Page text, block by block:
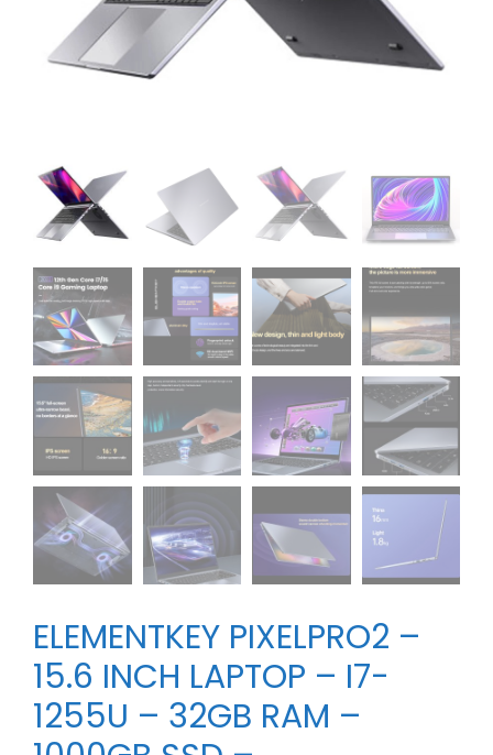
ELEMENTKEY PIXELPRO2 –
15.6 INCH LAPTOP – I7-
1255U – 32GB RAM –